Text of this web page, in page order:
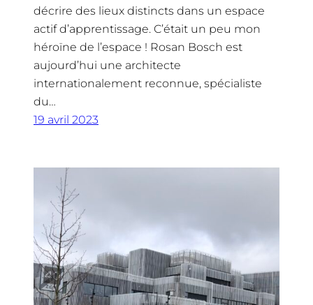
décrire des lieux distincts dans un espace
actif d’apprentissage. C’était un peu mon
héroïne de l’espace ! Rosan Bosch est
aujourd’hui une architecte
internationalement reconnue, spécialiste
du…
19 avril 2023